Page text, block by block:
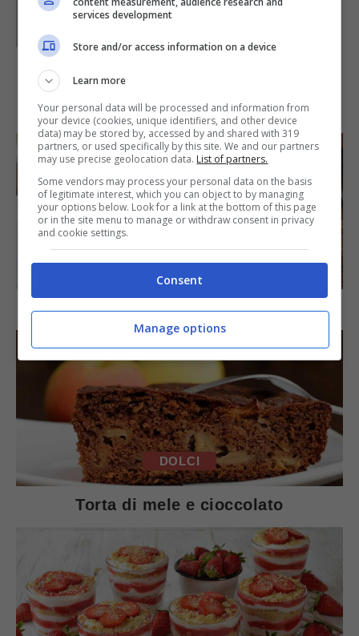
Parole diPaoletta
Paoletta è stata collaboratrice di Buttalapasta dal 2008
primi ai contorni, dai secondi ai dolci.
IN PRIMO PIANO
SECONDI PIATTI
Arista di maiale al latte
DOLCI
Torta di mele e cioccolato
services development
Store and/or access information on a device
Learn more
Your personal data will be processed and information from
your device (cookies, unique identifiers, and other device
data) may be stored by, accessed by and shared with 319
partners, or used specifically by this site. We and our partners
may use precise geolocation data. List of partners.
Some vendors may process your personal data on the basis
of legitimate interest, which you can object to by managing
your options below. Look for a link at the bottom of this page
or in the site menu to manage or withdraw consent in privacy
and cookie settings.
Consent
Manage options